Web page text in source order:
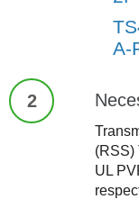
A-
2
(RSS)
UL